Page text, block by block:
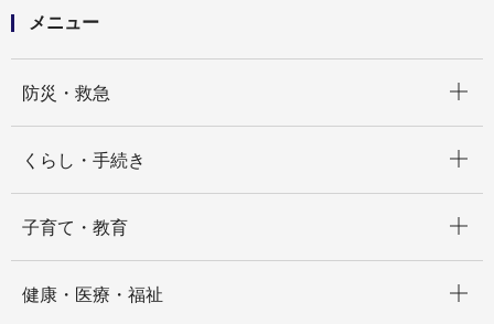
メニュー
防災・救急
くらし・手続き
子育て・教育
健康・医療・福祉